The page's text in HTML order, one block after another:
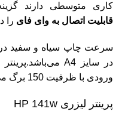
کاری متوسطی دارند
قابلیت اتصال به وای فای را
ورودی با ظرفیت 150 برگ می‌باشد.
پرینتر لیزری HP 141w